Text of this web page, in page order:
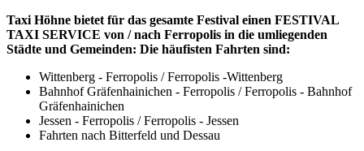
Taxi Höhne bietet für das gesamte Festival einen FESTIVAL
TAXI SERVICE von / nach Ferropolis in die umliegenden
Städte und Gemeinden: Die häufisten Fahrten sind:
Wittenberg - Ferropolis / Ferropolis -Wittenberg
Bahnhof Gräfenhainichen - Ferropolis / Ferropolis - Bahnhof
Gräfenhainichen
Jessen - Ferropolis / Ferropolis - Jessen
Fahrten nach Bitterfeld und Dessau